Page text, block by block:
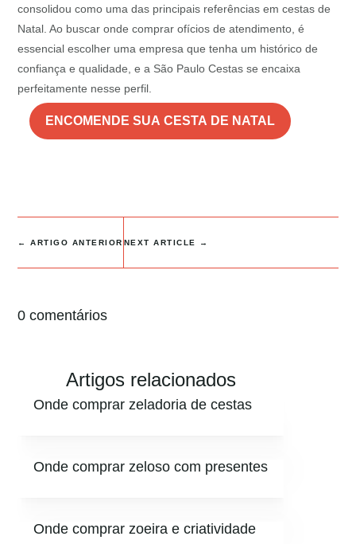
consolidou como uma das principais referências em cestas de
Natal. Ao buscar onde comprar ofícios de atendimento, é
essencial escolher uma empresa que tenha um histórico de
confiança e qualidade, e a São Paulo Cestas se encaixa
perfeitamente nesse perfil.
ENCOMENDE SUA CESTA DE NATAL
←ARTIGO ANTERIOR NEXT ARTICLE →
0 comentários
Artigos relacionados
Onde comprar zeladoria de cestas
Onde comprar zeloso com presentes
Onde comprar zoeira e criatividade